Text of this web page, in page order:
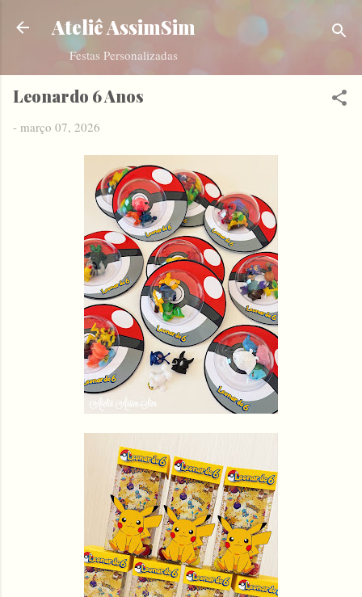
Pular para o conteúdo principal
Ateliê AssimSim
Festas Personalizadas
Leonardo 6 Anos
- março 07, 2026